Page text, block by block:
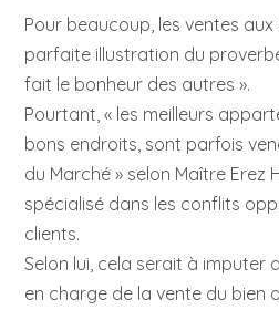
Pour beaucoup, les ventes
parfaite illustration du
fait le bonheur des autres ».
Pourtant, « les meilleurs
bons endroits, sont parfois
du Marché » selon Maître Erez
spécialisé dans les conflits
clients.
Selon lui, cela serait à imputer
en charge de la vente du bien